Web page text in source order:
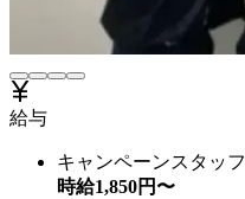
給与
キャンペーンスタッフ
時給1,850円〜